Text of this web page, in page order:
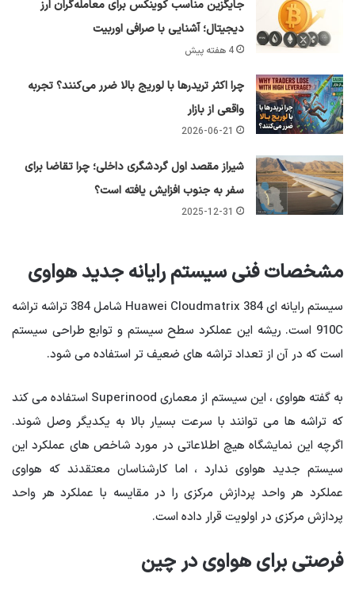
جایگزین مناسب کوینکس برای معامله‌گران ارز
دیجیتال؛ آشنایی با صرافی اوربیت
4 هفته پیش
چرا اکثر تریدرها با لوریج بالا ضرر می‌کنند؟ تجربه
واقعی از بازار
2026-06-21
شیراز مقصد اول گردشگری داخلی؛ چرا تقاضا برای
سفر به جنوب افزایش یافته است؟
2025-12-31
مشخصات فنی سیستم رایانه جدید هواوی
سیستم رایانه ای Huawei Cloudmatrix 384 شامل 384 تراشه تراشه
910C است. ریشه این عملکرد سطح سیستم و توابع طراحی سیستم
است که در آن از تعداد تراشه های ضعیف تر استفاده می شود.
به گفته هواوی ، این سیستم از معماری Superinood استفاده می کند
که تراشه ها می توانند با سرعت بسیار بالا به یکدیگر وصل شوند.
اگرچه این نمایشگاه هیچ اطلاعاتی در مورد شاخص های عملکرد این
سیستم جدید هواوی ندارد ، اما کارشناسان معتقدند که هواوی
عملکرد هر واحد پردازش مرکزی را در مقایسه با عملکرد هر واحد
پردازش مرکزی در اولویت قرار داده است.
فرصتی برای هواوی در چین